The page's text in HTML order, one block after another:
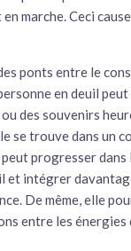
marche. Ceci
ponts entre le
en deuil
des souvenirs
se trouve dans un
progresser dans
et intégrer
De même, elle
entre les